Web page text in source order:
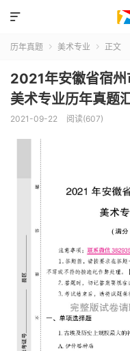

历年真题  美术专业  正文
2021年安徽省宿
美术专业历年真题
2021-09-22 阅读(607)